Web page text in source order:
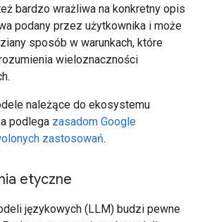
bardzo wrażliwa na konkretny opis
podany przez użytkownika i może
sposób w warunkach, które
wieloznaczności
należące do ekosystemu
podlega zasadom Google
zastosowań.
etyczne
językowych (LLM) budzi pewne